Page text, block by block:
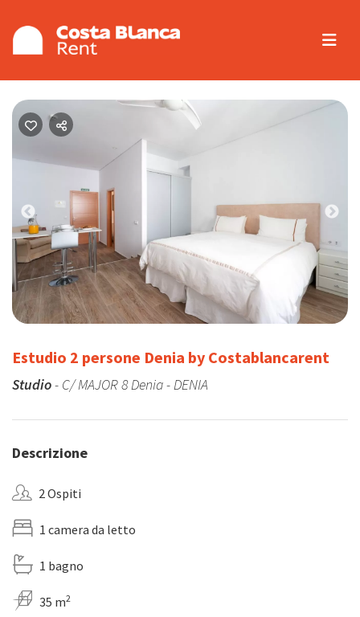
Previous
Estudio 2 persone Denia by Costablancarent
Studio- C/ MAJOR 8 Denia - DENIA
Descrizione
2 Ospiti
1 camera da letto
1 bagno
35 m2